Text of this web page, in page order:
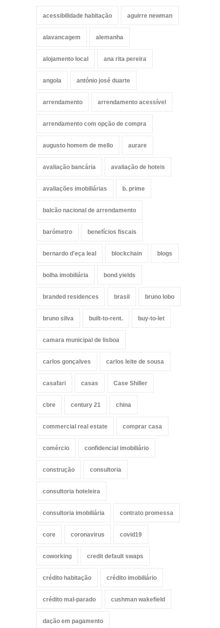
acessibilidade habitação aguirre newman
alavancagem alemanha
alojamento local ana rita pereira
angola antónio josé duarte
arrendamento arrendamento acessível
arrendamento com opção de compra
augusto homem de mello aurare
avaliação bancária avaliação de hoteis
avaliações imobiliárias b. prime
balcão nacional de arrendamento
barómetro benefícios fiscais
bernardo d'eça leal blockchain blogs
bolha imobiliária bond yields
branded residences brasil bruno lobo
bruno silva built-to-rent. buy-to-let
camara municipal de lisboa
carlos gonçalves carlos leite de sousa
casafari casas Case Shiller
cbre century 21 china
commercial real estate comprar casa
comércio confidencial imobiliário
construção consultoria
consultoria hoteleira
consultoria imobiliária contrato promessa
core coronavirus covid19
coworking credit default swaps
crédito habitação crédito imobiliário
crédito mal-parado cushman wakefield
dação em pagamento